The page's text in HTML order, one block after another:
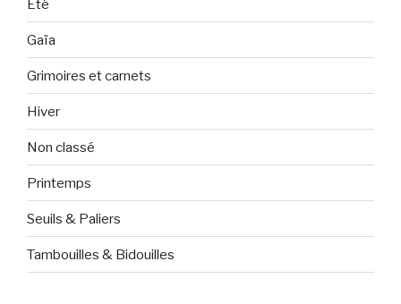
Eté
Gaïa
Grimoires et carnets
Hiver
Non classé
Printemps
Seuils & Paliers
Tambouilles & Bidouilles